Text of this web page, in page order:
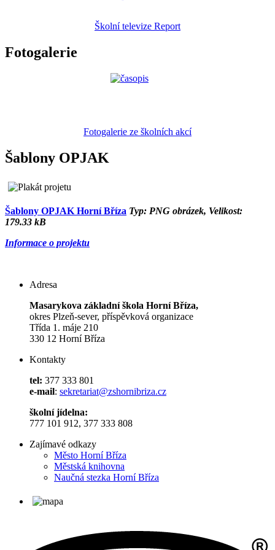
Školní televize Report
Fotogalerie
Fotogalerie ze školních akcí
Šablony OPJAK
Šablony OPJAK Horní Bříza Typ: PNG obrázek, Velikost:
179.33 kB
Informace o projektu
Adresa
Masarykova základní škola Horní Bříza,
okres Plzeň-sever, příspěvková organizace
Třída 1. máje 210
330 12 Horní Bříza
Kontakty
tel: 377 333 801
e-mail: sekretariat@zshornibriza.cz
školní jídelna:
777 101 912, 377 333 808
Zajímavé odkazy
Město Horní Bříza
Městská knihovna
Naučná stezka Horní Bříza